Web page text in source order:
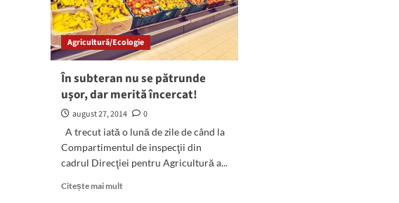
Agricultură/Ecologie
În subteran nu se pătrunde
uşor, dar merită încercat!
august 27, 2014
0
A trecut iată o lună de zile de când la
Compartimentul de inspecţii din
cadrul Direcţiei pentru Agricultură a...
Citește mai multRead